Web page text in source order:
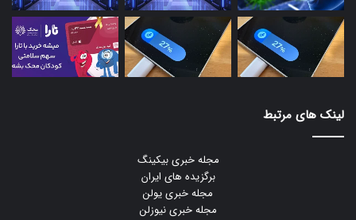
لینک های مرتبط
مجله خبری بیکینگ
برگزیده های ایران
مجله خبری یولن
مجله خبری نیوزلن